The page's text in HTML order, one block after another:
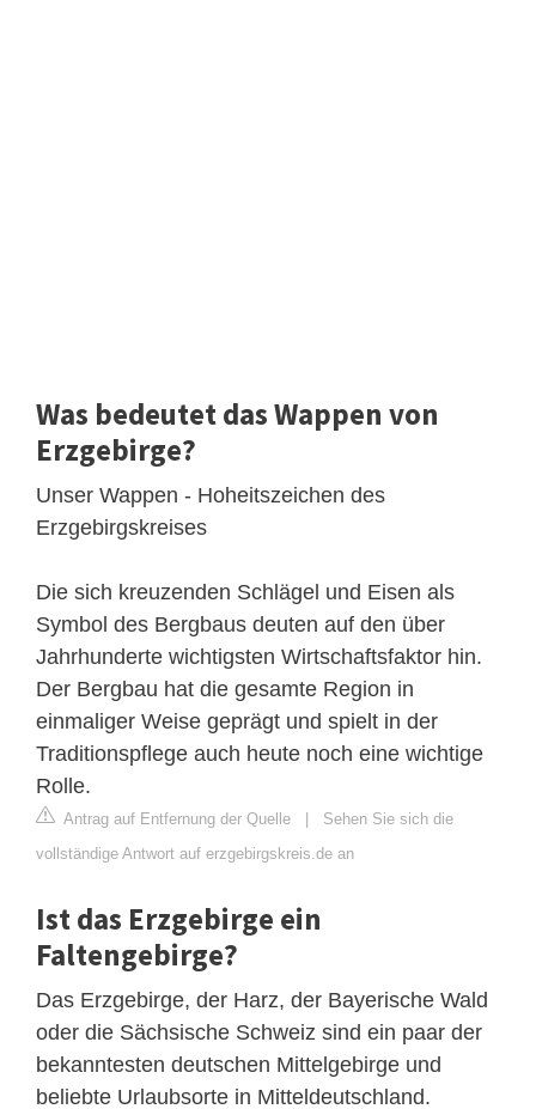
Was bedeutet das Wappen von
Erzgebirge?
Unser Wappen - Hoheitszeichen des
Erzgebirgskreises
Die sich kreuzenden Schlägel und Eisen als
Symbol des Bergbaus deuten auf den über
Jahrhunderte wichtigsten Wirtschaftsfaktor hin.
Der Bergbau hat die gesamte Region in
einmaliger Weise geprägt und spielt in der
Traditionspflege auch heute noch eine wichtige
Rolle.
Antrag auf Entfernung der Quelle | Sehen Sie sich die
vollständige Antwort auf erzgebirgskreis.de an
Ist das Erzgebirge ein
Faltengebirge?
Das Erzgebirge, der Harz, der Bayerische Wald
oder die Sächsische Schweiz sind ein paar der
bekanntesten deutschen Mittelgebirge und
beliebte Urlaubsorte in Mitteldeutschland.